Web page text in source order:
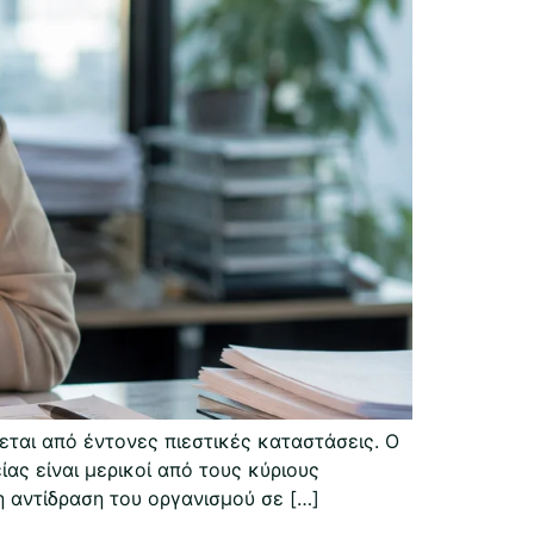
από έντονες πιεστικές καταστάσεις. Ο
είναι μερικοί από τους κύριους
αντίδραση του οργανισμού σε […]